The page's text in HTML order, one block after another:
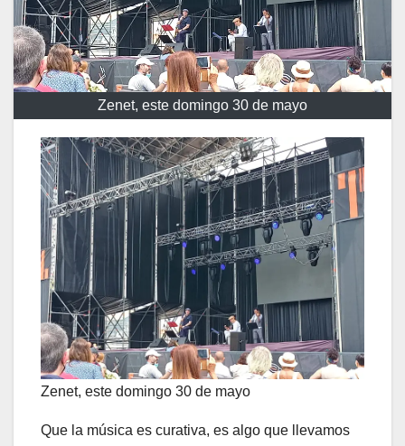
Zenet, este domingo 30 de mayo
Zenet, este domingo 30 de mayo
Que la música es curativa, es algo que llevamos